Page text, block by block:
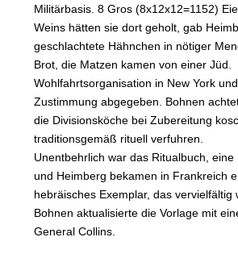
Militärbasis. 8 Gros (8x12x12=1152)
Weins hätten sie dort geholt, gab
geschlachtete Hähnchen in nötiger
Brot, die Matzen kamen von einer Jüd.
Wohlfahrtsorganisation in New York
Zustimmung abgegeben. Bohnen
die Divisionsköche bei Zubereitung
traditionsgemäß rituell verfuhren.
Unentbehrlich war das Ritualbuch,
und Heimberg bekamen in Frankreich
hebräisches Exemplar, das vervielfältig
Bohnen aktualisierte die Vorlage mit
General Collins.